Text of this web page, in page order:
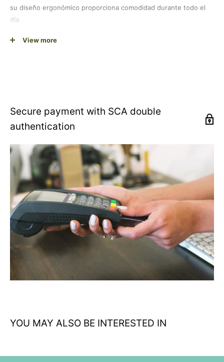
su diseño ergonómico proporciona comodidad durante todo el
día.
Ideal para actividades al aire libre, deportes de aventura, airsoft,
diferentes complexiones y permitiendo su uso sobre otras
prendas cuando las condiciones lo requieren.
Materiales resistentes: construcción duradera para uso
intensivo
Talla única práctica: se adapta a diferentes complexiones
Inspiración militar: funcionalidad profesional para civiles
Ideal para actividades: airsoft, paintball, senderismo y uso
casual
View more
Secure payment with SCA double
authentication
YOU MAY ALSO BE INTERESTED IN